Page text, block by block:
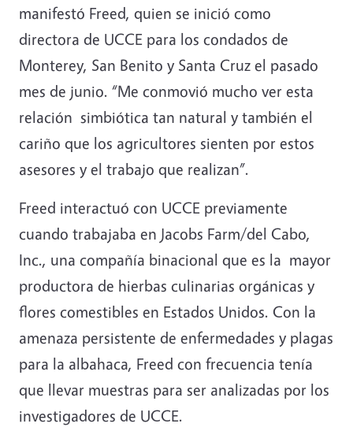
manifestó Freed, quien se inició como
directora de UCCE para los condados de
Monterey, San Benito y Santa Cruz el pasado
mes de junio. “Me conmovió mucho ver esta
relación simbiótica tan natural y también el
cariño que los agricultores sienten por estos
asesores y el trabajo que realizan”.
Freed interactuó con UCCE previamente
cuando trabajaba en Jacobs Farm/del Cabo,
Inc., una compañía binacional que es la mayor
productora de hierbas culinarias orgánicas y
flores comestibles en Estados Unidos. Con la
amenaza persistente de enfermedades y plagas
para la albahaca, Freed con frecuencia tenía
que llevar muestras para ser analizadas por los
investigadores de UCCE.